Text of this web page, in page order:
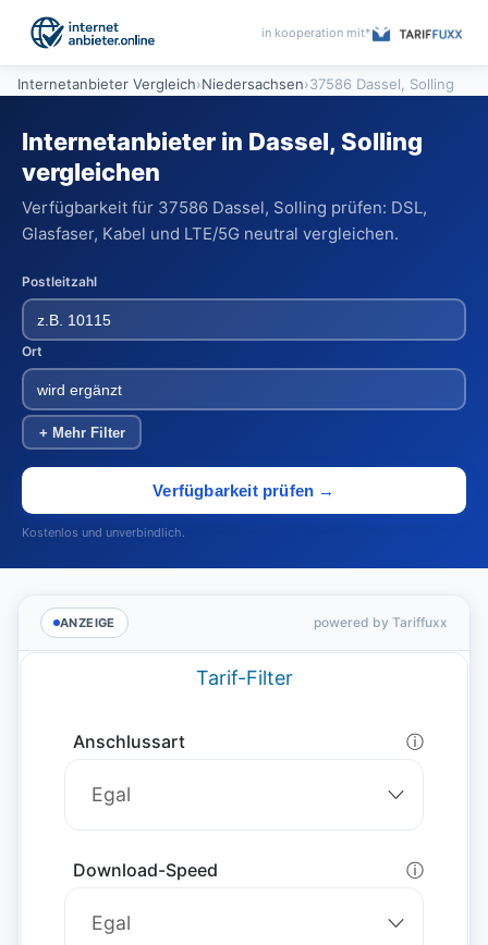
in kooperation mit*
Internetanbieter Vergleich›Niedersachsen›37586 Dassel, Solling
Internetanbieter in Dassel, Solling
vergleichen
Verfügbarkeit für 37586 Dassel, Solling prüfen: DSL,
Glasfaser, Kabel und LTE/5G neutral vergleichen.
Postleitzahl
Ort
+ Mehr Filter
Verfügbarkeit prüfen →
Kostenlos und unverbindlich.
ANZEIGE powered by Tariffuxx